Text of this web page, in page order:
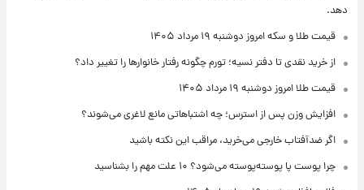
دهد.
قیمت طلا و سکه امروز دوشنبه ۱۹ مرداد ۱۴۰۵
از خرید نقدی تا دفتر نسیه؛ تورم چگونه رفتار خانوارها را تغییر داد؟
قیمت طلا امروز دوشنبه ۱۹ مرداد ۱۴۰۵
افزایش وزن پس از استرس؛ چه اشتباهاتی مانع لاغری می‌شوند؟
اگر ضدآفتاب خارجی می‌خرید، مراقب این نکته باشید
چرا پوست پا پوسته‌پوسته می‌شود؟ ۱۰ علت مهم را بشناسید